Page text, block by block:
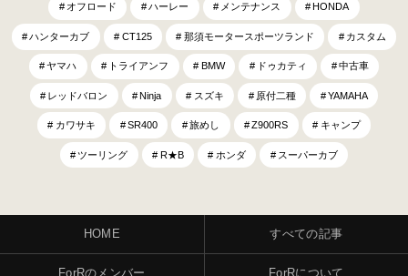
オフロード ハーレー メンテナンス HONDA
ハンターカブ CT125 那須モータースポーツランド カスタム
ヤマハ トライアンフ BMW ドゥカティ 中古車
レッドバロン Ninja スズキ 原付二種 YAMAHA
カワサキ SR400 旅めし Z900RS キャンプ
ツーリング R★B ホンダ スーパーカブ
HOME すべての記事